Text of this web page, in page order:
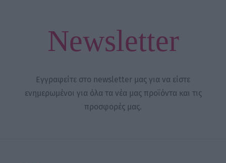
Newsletter
Εγγραφείτε στο newsletter μας για να είστε
ενημερωμένοι για όλα τα νέα μας προϊόντα και τις
προσφορές μας.